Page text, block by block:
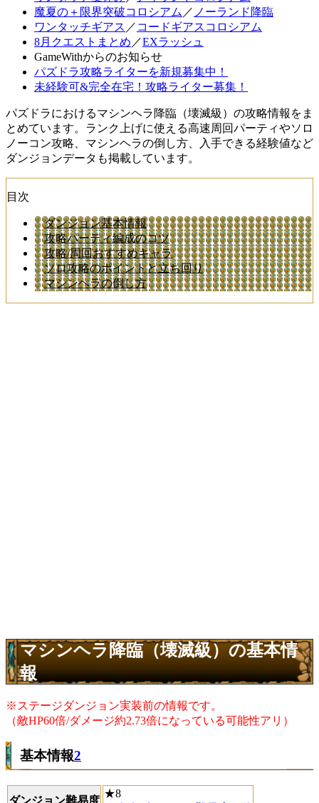
魔夏の＋限界突破コロシアム ／ ノーランド降臨
ワンタッチギアス ／ コードギアスコロシアム
8月クエストまとめ ／EXラッシュ
GameWithからのお知らせ
パズドラ攻略ライターを新規募集中！
未経験可&完全在宅！攻略ライター募集！
パズドラにおけるマシンヘラ降臨（壊滅級）の攻略情報をま
とめています。ランク上げに使える高速周回パーティやソロ
ノーコン攻略、マシンヘラの倒し方、入手できる経験値など
ダンジョンデータも掲載しています。
目次
ダンジョン基本情報
攻略パーティ編成のコツ
攻略/周回おすすめキャラ
ソロ攻略のポイントと立ち回り
マシンヘラの倒し方
マシンヘラ降臨（壊滅級）の基本情
報
※ステージダンジョン実装前の情報です。
（敵HP60倍/ダメージ約2.73倍になっている可能性アリ）
基本情報2
★8